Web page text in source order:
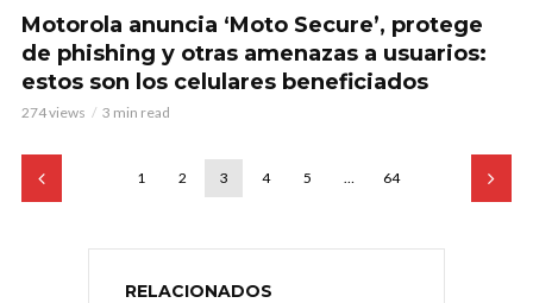
Motorola anuncia ‘Moto Secure’, protege
de phishing y otras amenazas a usuarios:
estos son los celulares beneficiados
274 views 3 min read
1 2 3 4 5 … 64
RELACIONADOS